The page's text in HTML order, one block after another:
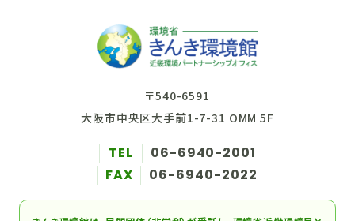
〒540-6591
大阪市中央区大手前1-7-31 OMM 5F
TEL
06-6940-2001
FAX
06-6940-2022